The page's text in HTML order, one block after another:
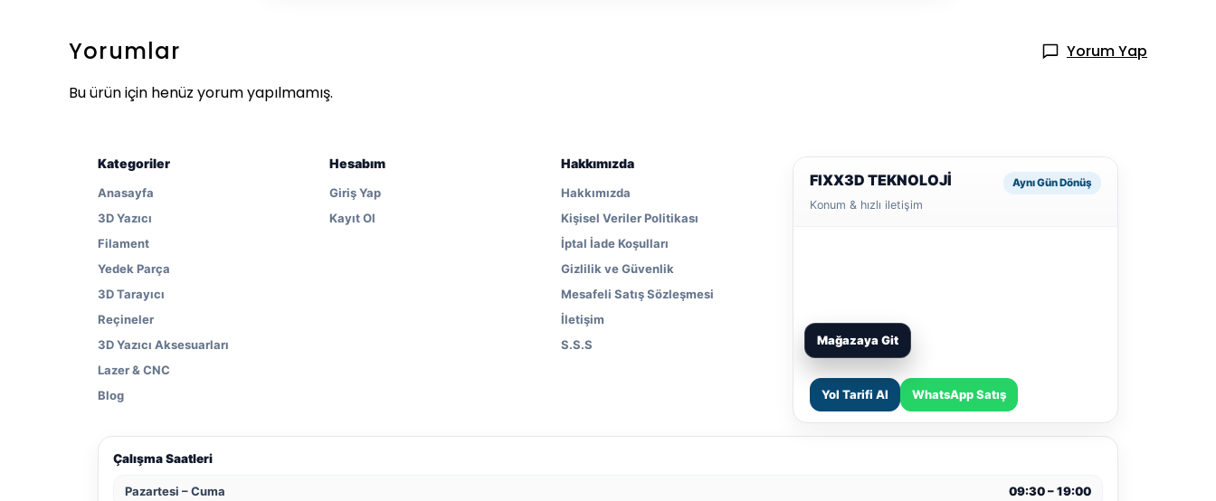
Yorumlar
Yorum Yap
Bu ürün için henüz yorum yapılmamış.
Kategoriler
Anasayfa
3D Yazıcı
Filament
Yedek Parça
3D Tarayıcı
Reçineler
3D Yazıcı Aksesuarları
Lazer & CNC
Blog
Hesabım
Giriş Yap
Kayıt Ol
Hakkımızda
Hakkımızda
Kişisel Veriler Politikası
İptal İade Koşulları
Gizlilik ve Güvenlik
Mesafeli Satış Sözleşmesi
İletişim
S.S.S
FIXX3D TEKNOLOJİ
Konum & hızlı iletişim
Aynı Gün Dönüş
Mağazaya Git
Yol Tarifi Al WhatsApp Satış
Çalışma Saatleri
Pazartesi – Cuma 09:30 – 19:00